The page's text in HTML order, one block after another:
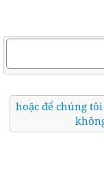
hoặc để chúng